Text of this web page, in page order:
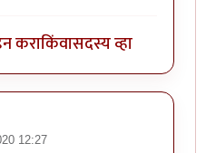
कराकिंवासदस्य व्हा
12:27